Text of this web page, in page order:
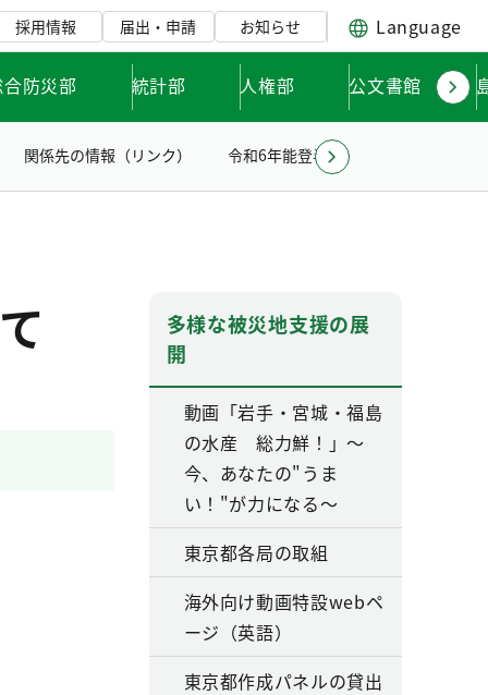
採用情報 届出・申請 お知らせ Language
防災部 統計部 人権部 公文書館
関係先の情報（リンク） 令和6年能登半島地震への対応
多様な被災地支援の展
開
動画「岩手・宮城・福島
の水産 総力鮮！」～
今、あなたの"うま
い！"が力になる～
東京都各局の取組
海外向け動画特設webペ
ージ（英語）
東京都作成パネルの貸出